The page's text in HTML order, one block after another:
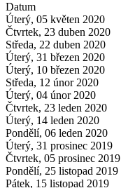
Datum
Úterý, 05 květen 2020
Čtvrtek, 23 duben 2020
Středa, 22 duben 2020
Úterý, 31 březen 2020
Úterý, 10 březen 2020
Středa, 12 únor 2020
Úterý, 04 únor 2020
Čtvrtek, 23 leden 2020
Úterý, 14 leden 2020
Pondělí, 06 leden 2020
Úterý, 31 prosinec 2019
Čtvrtek, 05 prosinec 2019
Pondělí, 25 listopad 2019
Pátek, 15 listopad 2019